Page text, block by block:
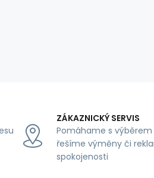
ZÁKAZNICKÝ SERVIS
Pomáhame s
řešíme výměny či
spokojenosti